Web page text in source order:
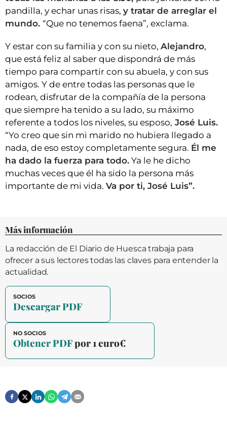
pandilla, y echar unas risas, y tratar de arreglar el
mundo. “Que no tenemos faena”, exclama.
Y estar con su familia y con su nieto, Alejandro,
que está feliz al saber que dispondrá de más
tiempo para compartir con su abuela, y con sus
amigos. Y de entre todas las personas que le
rodean, disfrutar de la compañía de la persona
que siempre ha tenido a su lado, su máximo
referente a todos los niveles, su esposo, José Luis.
“Yo creo que sin mi marido no hubiera llegado a
nada, de eso estoy completamente segura. Él me
ha dado la fuerza para todo. Ya le he dicho
muchas veces que él ha sido la persona más
importante de mi vida. Va por ti, José Luis”.
Más información
La redacción de El Diario de Huesca trabaja para
ofrecer a sus lectores todas las claves para entender la
actualidad.
SOCIOS
Descargar PDF
NO SOCIOS
Obtener PDFpor 1 euro€